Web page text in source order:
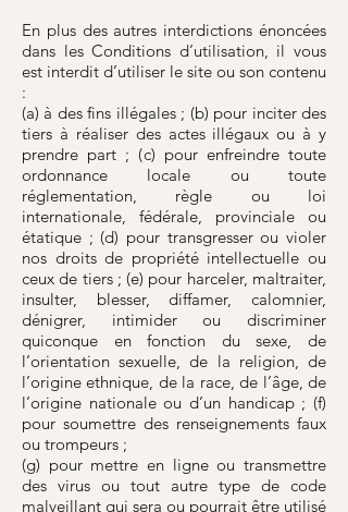
En plus des autres interdictions énoncées
dans les Conditions d’utilisation, il vous
est interdit d’utiliser le site ou son contenu
:
(a) à des fins illégales ; (b) pour inciter des
tiers à réaliser des actes illégaux ou à y
prendre part ; (c) pour enfreindre toute
ordonnance locale ou toute
réglementation, règle ou loi
internationale, fédérale, provinciale ou
étatique ; (d) pour transgresser ou violer
nos droits de propriété intellectuelle ou
ceux de tiers ; (e) pour harceler, maltraiter,
insulter, blesser, diffamer, calomnier,
dénigrer, intimider ou discriminer
quiconque en fonction du sexe, de
l’orientation sexuelle, de la religion, de
l’origine ethnique, de la race, de l’âge, de
l’origine nationale ou d’un handicap ; (f)
pour soumettre des renseignements faux
ou trompeurs ;
(g) pour mettre en ligne ou transmettre
des virus ou tout autre type de code
malveillant qui sera ou pourrait être utilisé